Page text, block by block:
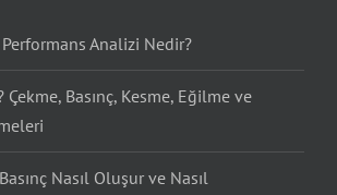
Analizi Nedir?
Basınç, Kesme, Eğilme ve
Nasıl Oluşur ve Nasıl